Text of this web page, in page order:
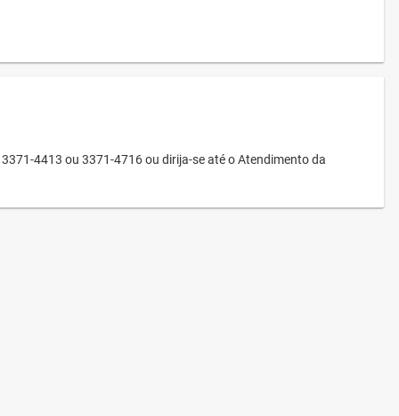
4413 ou 3371-4716 ou dirija-se até o Atendimento da